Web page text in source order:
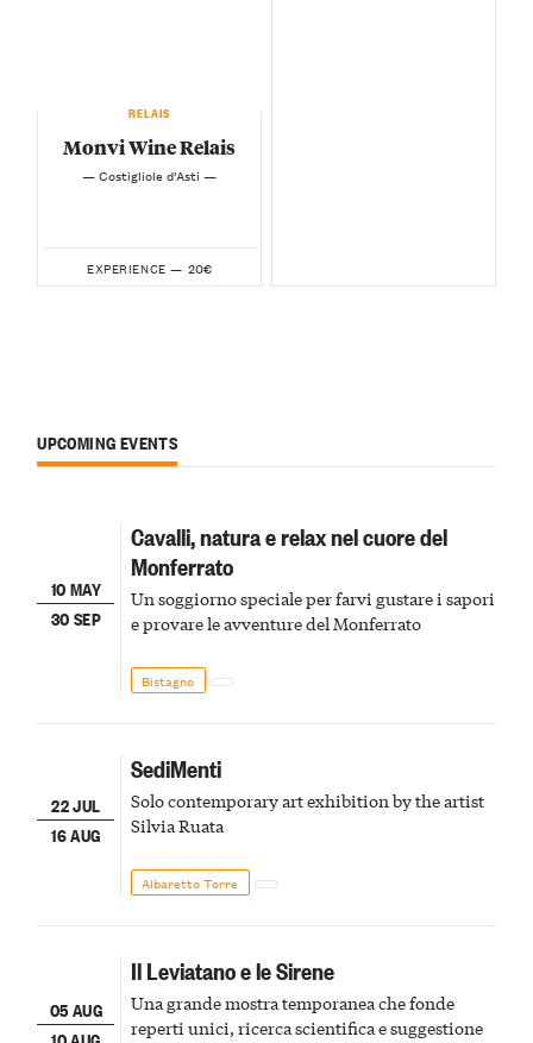
RELAIS
Monvi Wine Relais
— Costigliole d’Asti —
EXPERIENCE — 20€
UPCOMING EVENTS
10 MAY
30 SEP
Cavalli, natura e relax nel cuore del
Monferrato
Un soggiorno speciale per farvi gustare i sapori
e provare le avventure del Monferrato
Bistagno
22 JUL
16 AUG
SediMenti
Solo contemporary art exhibition by the artist
Silvia Ruata
Albaretto Torre
05 AUG
Il Leviatano e le Sirene
Una grande mostra temporanea che fonde
reperti unici, ricerca scientifica e suggestione